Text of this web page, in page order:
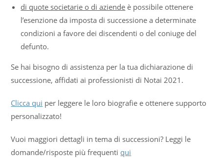
di quote societarie o di aziende è possibile ottenere
l’esenzione da imposta di successione a determinate
condizioni a favore dei discendenti o del coniuge del
defunto.
Se hai bisogno di assistenza per la tua dichiarazione di
successione, affidati ai professionisti di Notai 2021.
Clicca qui per leggere le loro biografie e ottenere supporto
personalizzato!
Vuoi maggiori dettagli in tema di successioni? Leggi le
domande/risposte più frequenti qui